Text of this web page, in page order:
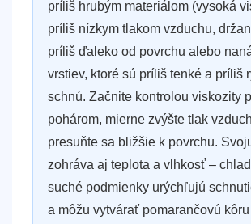
príliš hrubým materiálom (vysoká
príliš nízkym tlakom vzduchu,
príliš ďaleko od povrchu alebo
vrstiev, ktoré sú príliš tenké a príliš
schnú. Začnite kontrolou viskozity
pohárom, mierne zvýšte tlak
presuňte sa bližšie k povrchu.
zohráva aj teplota a vlhkosť –
suché podmienky urýchľujú
a môžu vytvárať pomarančovú